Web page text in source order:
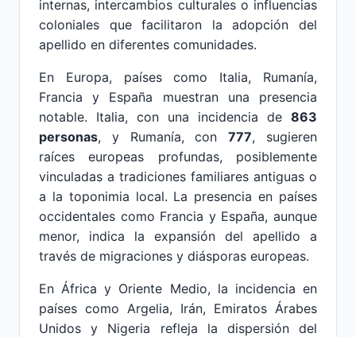
internas, intercambios culturales o influencias
coloniales que facilitaron la adopción del
apellido en diferentes comunidades.
En Europa, países como Italia, Rumanía,
Francia y España muestran una presencia
notable. Italia, con una incidencia de 863
personas, y Rumanía, con777, sugieren
raíces europeas profundas, posiblemente
vinculadas a tradiciones familiares antiguas o
a la toponimia local. La presencia en países
occidentales como Francia y España, aunque
menor, indica la expansión del apellido a
través de migraciones y diásporas europeas.
En África y Oriente Medio, la incidencia en
países como Argelia, Irán, Emiratos Árabes
Unidos y Nigeria refleja la dispersión del